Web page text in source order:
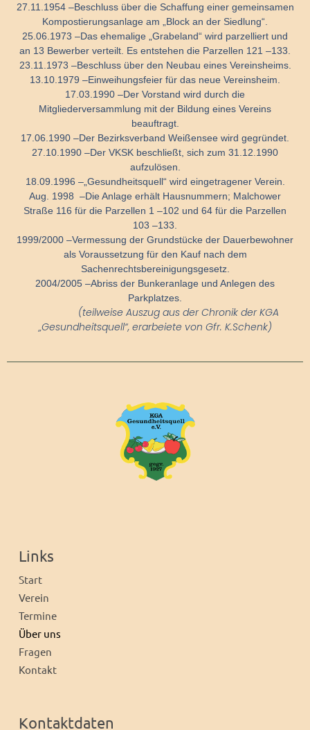
27.11.1954 –Beschluss über die Schaffung einer gemeinsamen
Kompostierungsanlage am „Block an der Siedlung“.
25.06.1973 –Das ehemalige „Grabeland“ wird parzelliert und
an 13 Bewerber verteilt. Es entstehen die Parzellen 121 –133.
23.11.1973 –Beschluss über den Neubau eines Vereinsheims.
13.10.1979 –Einweihungsfeier für das neue Vereinsheim.
17.03.1990 –Der Vorstand wird durch die
Mitgliederversammlung mit der Bildung eines Vereins
beauftragt.
17.06.1990 –Der Bezirksverband Weißensee wird gegründet.
27.10.1990 –Der VKSK beschließt, sich zum 31.12.1990
aufzulösen.
18.09.1996 –„Gesundheitsquell“ wird eingetragener Verein.
Aug. 1998 –Die Anlage erhält Hausnummern; Malchower
Straße 116 für die Parzellen 1 –102 und 64 für die Parzellen
103 –133.
1999/2000 –Vermessung der Grundstücke der Dauerbewohner
als Voraussetzung für den Kauf nach dem
Sachenrechtsbereinigungsgesetz.
2004/2005 –Abriss der Bunkeranlage und Anlegen des
Parkplatzes.
(teilweise Auszug aus der Chronik der KGA
„Gesundheitsquell“, erarbeiete von Gfr. K.Schenk)
Links
Start
Verein
Termine
Über uns
Fragen
Kontakt
Kontaktdaten